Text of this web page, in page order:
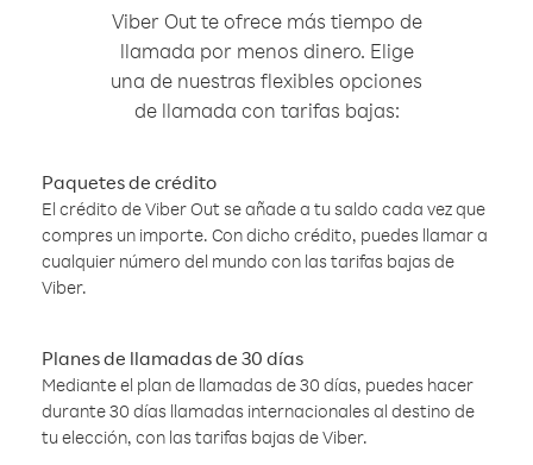
Viber Out te ofrece más tiempo de
llamada por menos dinero. Elige
una de nuestras flexibles opciones
de llamada con tarifas bajas:
Paquetes de crédito
El crédito de Viber Out se añade a tu saldo cada vez que
compres un importe. Con dicho crédito, puedes llamar a
cualquier número del mundo con las tarifas bajas de
Viber.
Planes de llamadas de 30 días
Mediante el plan de llamadas de 30 días, puedes hacer
durante 30 días llamadas internacionales al destino de
tu elección, con las tarifas bajas de Viber.